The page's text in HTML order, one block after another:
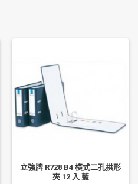
立強牌 R728 B4 橫式二孔拱形
夾 12 入 藍